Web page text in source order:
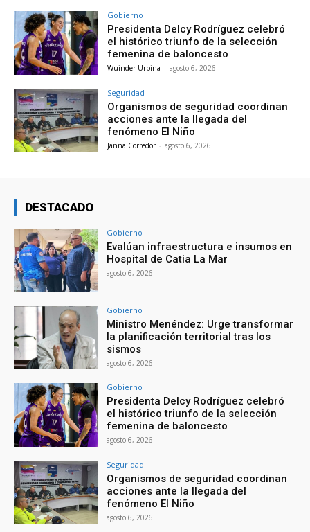
Gobierno
Presidenta Delcy Rodríguez celebró
el histórico triunfo de la selección
femenina de baloncesto
Wuinder Urbina - agosto 6, 2026
Seguridad
Organismos de seguridad coordinan
acciones ante la llegada del
fenómeno El Niño
Janna Corredor - agosto 6, 2026
DESTACADO
Gobierno
Evalúan infraestructura e insumos en
Hospital de Catia La Mar
agosto 6, 2026
Gobierno
Ministro Menéndez: Urge transformar
la planificación territorial tras los
sismos
agosto 6, 2026
Gobierno
Presidenta Delcy Rodríguez celebró
el histórico triunfo de la selección
femenina de baloncesto
agosto 6, 2026
Seguridad
Organismos de seguridad coordinan
acciones ante la llegada del
fenómeno El Niño
agosto 6, 2026